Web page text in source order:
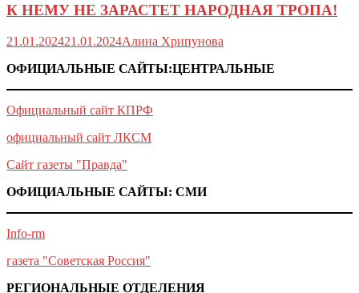
К НЕМУ НЕ ЗАРАСТЕТ НАРОДНАЯ ТРОПА!
21.01.202421.01.2024Алина Хрипунова
ОФИЦИАЛЬНЫЕ САЙТЫ:ЦЕНТРАЛЬНЫЕ
Официальный сайт КПРФ
официальный сайт ЛКСМ
Сайт газеты "Правда"
ОФИЦИАЛЬНЫЕ САЙТЫ: СМИ
Info-rm
газета "Советская Россия"
РЕГИОНАЛЬНЫЕ ОТДЕЛЕНИЯ